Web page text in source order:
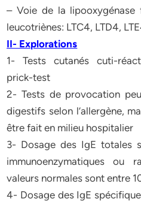
– Voie de la lipooxygénase
leucotriènes: LTC4, LTD4,
II- Explorations
1- Tests cutanés cuti-
prick-test
2- Tests de provocation
digestifs selon l’allergène,
être fait en milieu hospitalier
3- Dosage des IgE totales
immunoenzymatiques ou
valeurs normales sont entre
4- Dosage des IgE